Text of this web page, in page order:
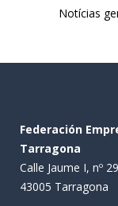
Notícias
Federación
Tarragona
Calle Jaume I, nº
43005 Tarragona